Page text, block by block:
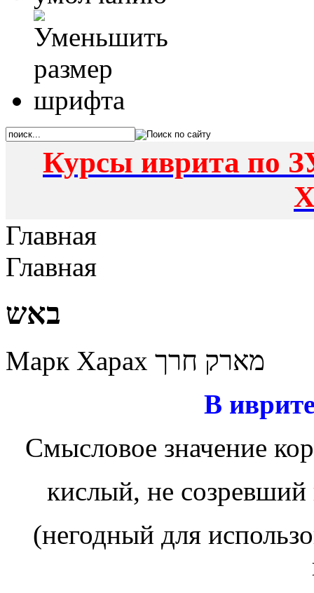
Курсы иврита по
Главная
Главная
באש
Марк Харах מארק חרך
В
Смысловое значение
кислый, не
(негодный для